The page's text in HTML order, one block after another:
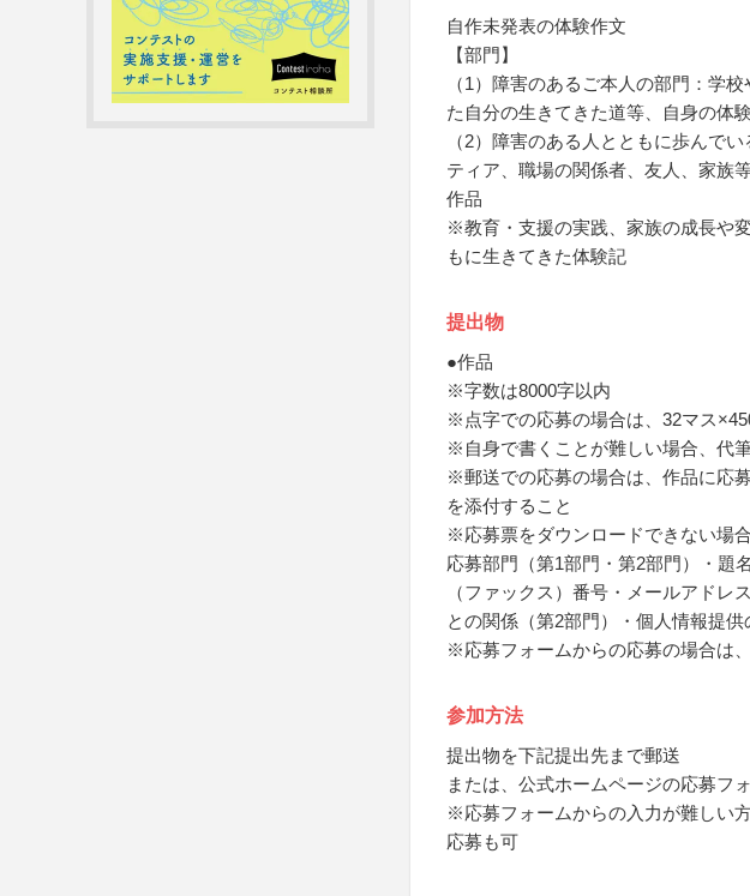
自作未発表の体験作文
【部門】
（1）障害のあるご本人の部門：学
た自分の生きてきた道等、自身の体
（2）障害のある人とともに歩んで
ティア、職場の関係者、友人、家族
作品
※教育・支援の実践、家族の成長や
もに生きてきた体験記
提出物
●作品
※字数は8000字以内
※点字での応募の場合は、32マス
※自身で書くことが難しい場合、代
※郵送での応募の場合は、作品に応
を添付すること
※応募票をダウンロードできない場
応募部門（第1部門・第2部門）・題
（ファックス）番号・メールアドレ
との関係（第2部門）・個人情報提
※応募フォームからの応募の場合は
参加方法
提出物を下記提出先まで郵送
または、公式ホームページの応募フ
※応募フォームからの入力が難しい
応募も可